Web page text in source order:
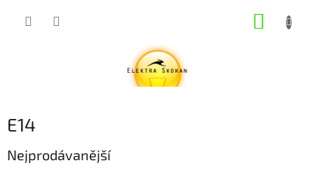
E14
Nejprodávanější